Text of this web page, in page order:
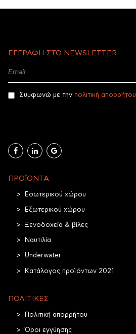
ΕΓΓΡΑΦΗ ΣΤΟ NEWSLETTER
Συμφωνώ με την πολιτική απορρήτου
ΠΡΟΪΌΝΤΑ
Εσωτερικού χώρου
Εξωτερικού χώρου
Ξενοδοχεία & βίλες
Ναυτιλία
Underwater
Κατάλογος προϊόντων 2021
ΠΟΛΙΤΙΚΈΣ
Πολιτική απορρήτου
Όροι εγγύησης